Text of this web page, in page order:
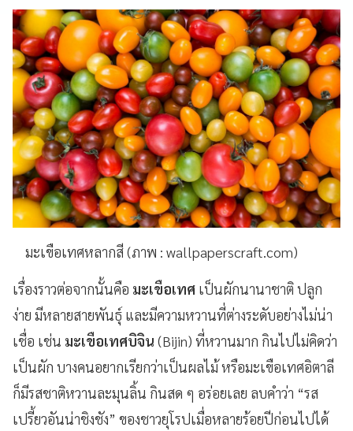
มะเขือเทศหลากสี (ภาพ : wallpaperscraft.com)
เรื่องราวต่อจากนั้นคือ มะเขือเทศ เป็นผักนานาชาติ ปลูก
ง่าย มีหลายสายพันธุ์ และมีความหวานที่ต่างระดับอย่างไม่น่า
เชื่อ เช่น มะเขือเทศบิจิน (Bijin) ที่หวานมาก กินไปไม่คิดว่า
เป็นผัก บางคนอยากเรียกว่าเป็นผลไม้ หรือมะเขือเทศอิตาลี
ก็มีรสชาติหวานละมุนลิ้น กินสด ๆ อร่อยเลย ลบคำว่า “รส
เปรี้ยวอันน่าชิงชัง” ของชาวยุโรปเมื่อหลายร้อยปีก่อนไปได้